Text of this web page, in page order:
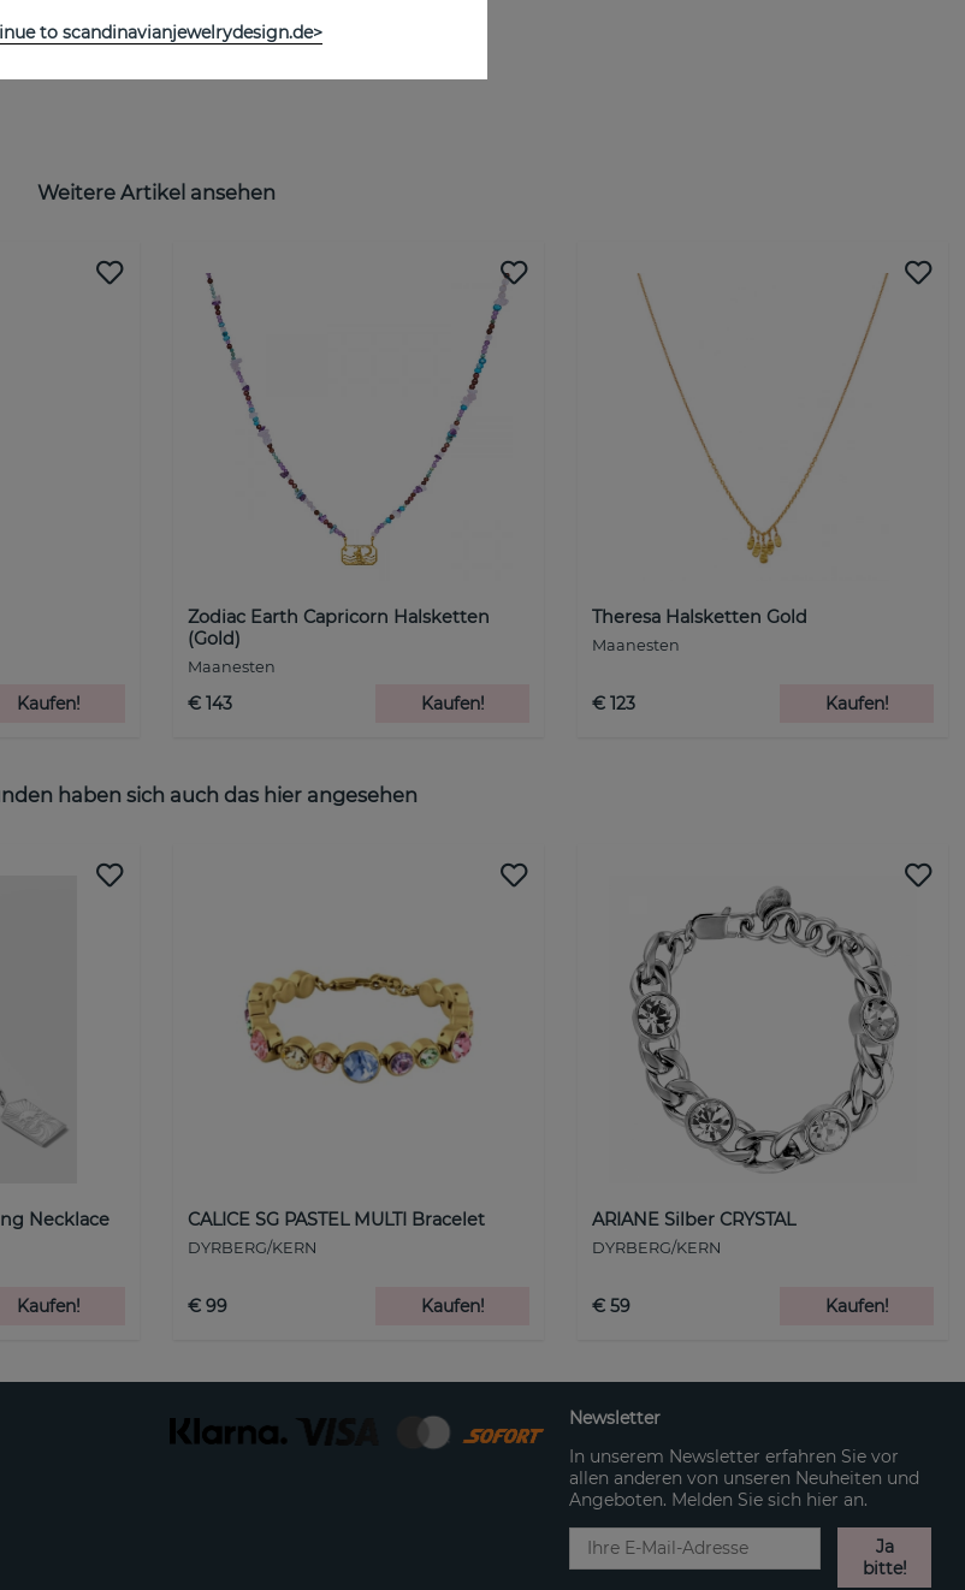
Weitere Artikel ansehen
Kaufen!
Zodiac Earth Capricorn Halsketten
(Gold)
Maanesten
€ 143 Kaufen!
Theresa Halsketten Gold
Maanesten
€ 123 Kaufen!
haben sich auch das hier angesehen
Necklace
Kaufen!
CALICE SG PASTEL MULTI Bracelet
DYRBERG/KERN
€ 99 Kaufen!
ARIANE Silber CRYSTAL
DYRBERG/KERN
€ 59 Kaufen!
to scandinavianjewelrydesign.de>
Newsletter
In unserem Newsletter erfahren Sie vor
allen anderen von unseren Neuheiten und
Angeboten. Melden Sie sich hier an.
Ja
bitte!